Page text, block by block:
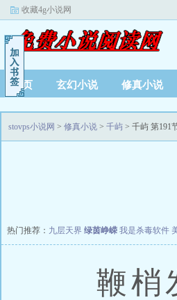
收藏4g小说网
首页 玄幻小说 修真小说
stovps小说网 > 修真小说 > 千屿 > 千屿 第191
热门推荐： 九层天界 绿茵峥嵘 我是杀毒软件
鞭梢